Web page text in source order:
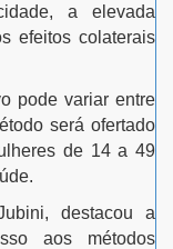
a elevada
efeitos colaterais
pode variar entre
será ofertado
de 14 a 49
destacou a
aos métodos